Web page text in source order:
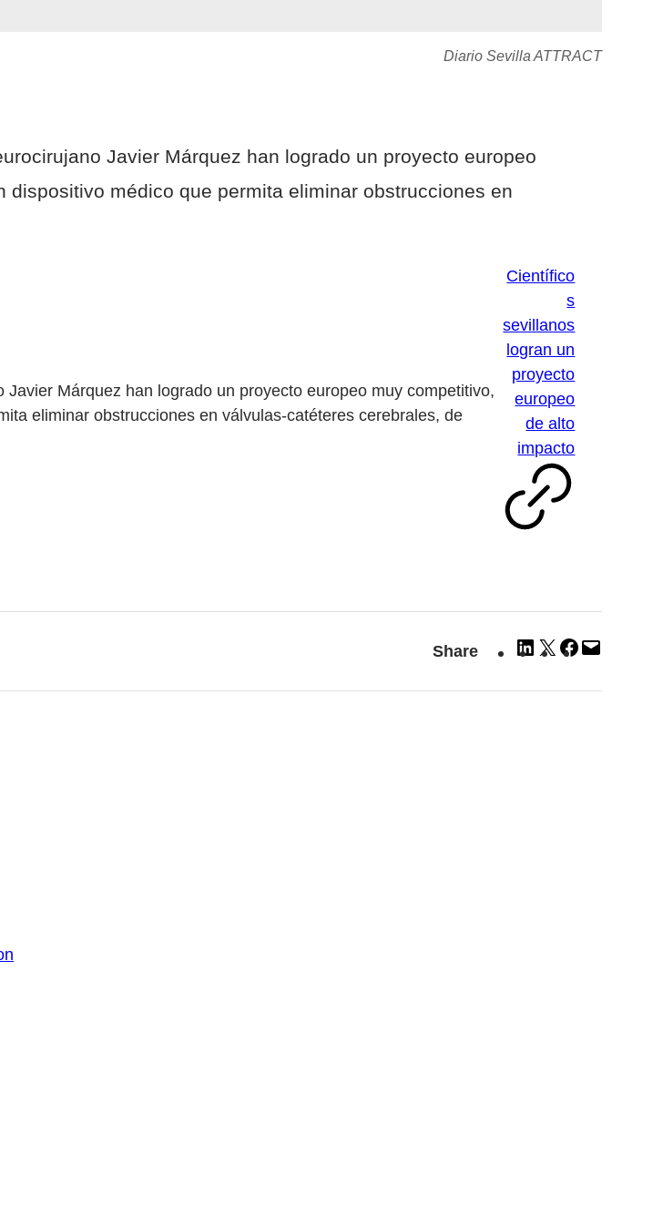
Diario Sevilla ATTRACT
Javier Márquez han logrado un proyecto europeo
médico que permita eliminar obstrucciones en
Márquez han logrado un proyecto europeo muy competitivo,
eliminar obstrucciones en válvulas-catéteres cerebrales, de
Científico
s
sevillanos
logran un
proyecto
europeo
de alto
impacto
Share
Share
LinkedIn
Share
X
Share
Facebook
Page